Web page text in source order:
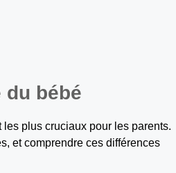
bébé
plus cruciaux pour les parents.
et comprendre ces différences